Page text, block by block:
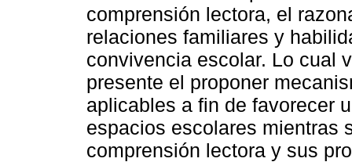
comprensión lectora, el
relaciones familiares y
convivencia escolar. Lo cual
presente el proponer
aplicables a fin de favorecer
espacios escolares mientras
comprensión lectora y sus